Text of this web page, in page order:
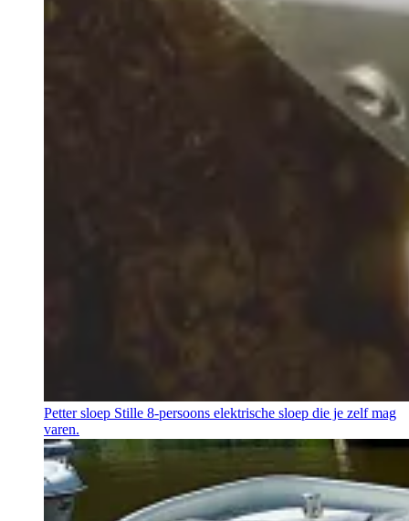
Petter sloep Stille 8-persoons elektrische sloep die je zelf mag
varen.